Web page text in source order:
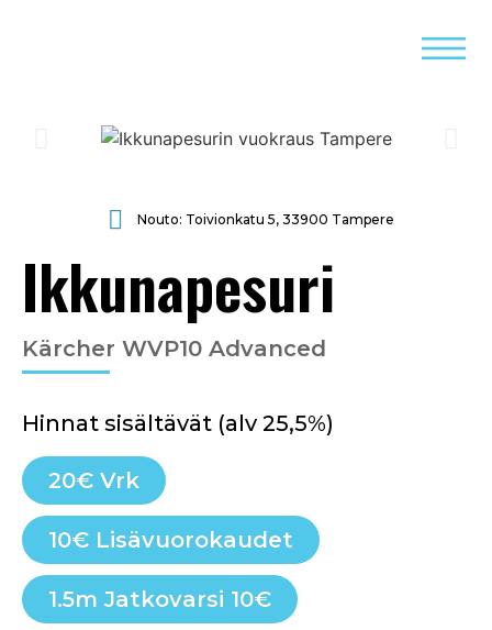
Nouto: Toivionkatu 5, 33900 Tampere
Ikkunapesuri
Kärcher WVP10 Advanced
Hinnat sisältävät (alv 25,5%)
20€ Vrk
10€ Lisävuorokaudet
1.5m Jatkovarsi 10€